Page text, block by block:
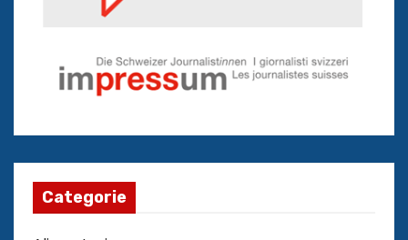
Categorie